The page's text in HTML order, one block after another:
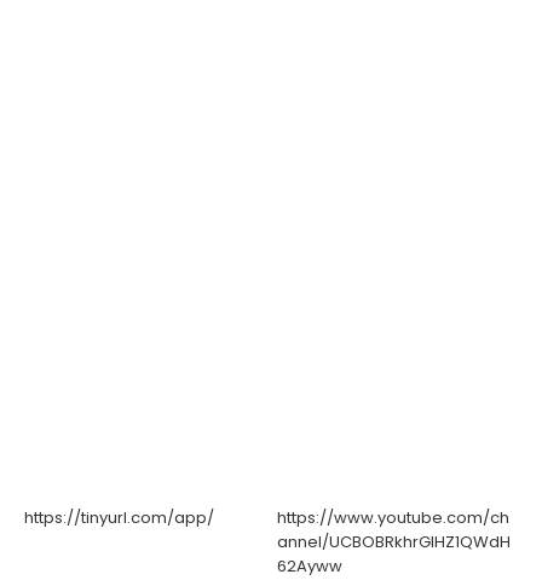
https://tinyurl.com/app/
https://www.youtube.com/ch
annel/UCBOBRkhrGIHZ1QWdH
62Ayww